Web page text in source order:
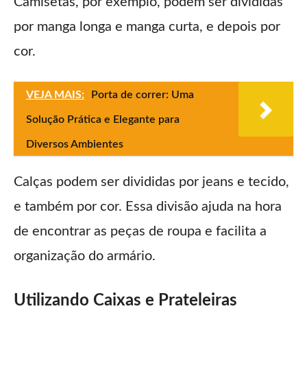
por manga longa e manga curta, e depois por
cor.
VEJA MAIS: Porta de correr: Uma
Solução Prática e Elegante para
Diversos Ambientes
Calças podem ser divididas por jeans e tecido,
e também por cor. Essa divisão ajuda na hora
de encontrar as peças de roupa e facilita a
organização do armário.
Utilizando Caixas e Prateleiras